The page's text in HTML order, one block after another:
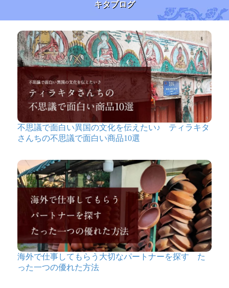
キタブログ
不思議で面白い異国の文化を伝えたい♪ ティラキタ
さんちの不思議で面白い商品10選
海外で仕事してもらう大切なパートナーを探す た
った一つの優れた方法